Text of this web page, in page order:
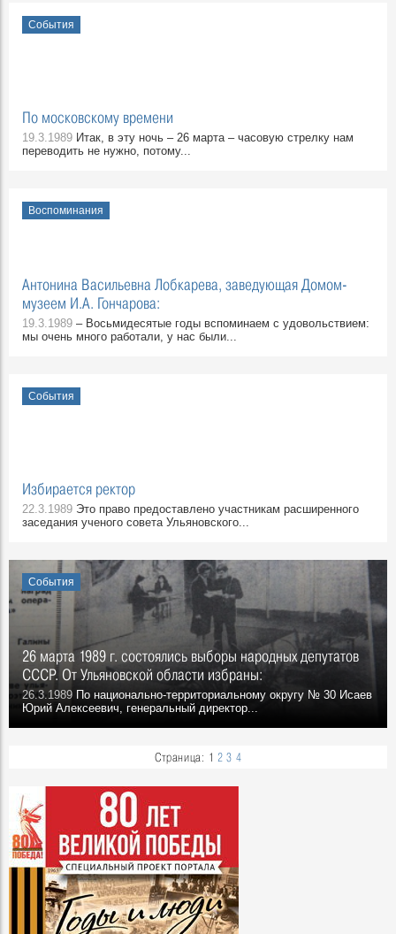
События
По московскому времени
19.3.1989 Итак, в эту ночь – 26 марта – часовую стрелку нам
переводить не нужно, потому...
Воспоминания
Антонина Васильевна Лобкарева, заведующая Домом-
музеем И.А. Гончарова:
19.3.1989 – Восьмидесятые годы вспоминаем с удовольствием:
мы очень много работали, у нас были...
События
Избирается ректор
22.3.1989 Это право предоставлено участникам расширенного
заседания ученого совета Ульяновского...
События
26 марта 1989 г. состоялись выборы народных депутатов
СССР. От Ульяновской области избраны:
26.3.1989 По национально-территориальному округу № 30 Исаев
Юрий Алексеевич, генеральный директор...
Страница: 1 2 3 4